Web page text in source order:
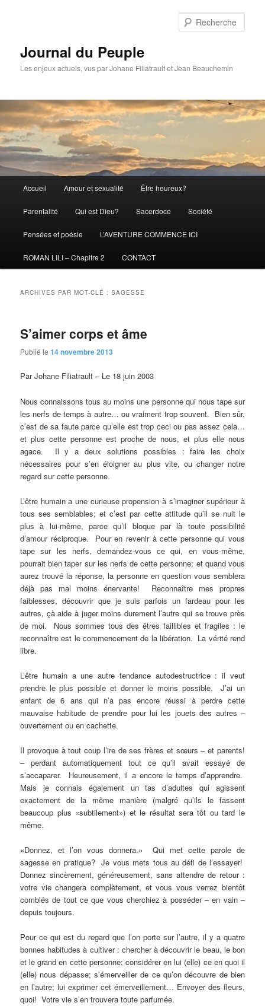
Journal du Peuple
Les enjeux actuels, vus par Johane Filiatrault et Jean Beauchemin
principal
Accueil Amour et sexualité Être heureux?
Parentalité Qui est Dieu? Sacerdoce Société
Pensées et poésie L’AVENTURE COMMENCE ICI
ROMAN LILI – Chapitre 2 CONTACT
ARCHIVES PAR MOT-CLÉ :SAGESSE
S’aimer corps et âme
Publié le14 novembre 2013
Par Johane Filiatrault – Le 18 juin 2003
Nous connaissons tous au moins une personne qui nous tape sur
les nerfs de temps à autre… ou vraiment trop souvent. Bien sûr,
c’est de sa faute parce qu’elle est trop ceci ou pas assez cela…
et plus cette personne est proche de nous, et plus elle nous
agace. Il y a deux solutions possibles : faire les choix
nécessaires pour s’en éloigner au plus vite, ou changer notre
regard sur cette personne.
L’être humain a une curieuse propension à s’imaginer supérieur à
tous ses semblables; et c’est par cette attitude qu’il se nuit le
plus à lui-même, parce qu’il bloque par là toute possibilité
d’amour réciproque. Pour en revenir à cette personne qui vous
tape sur les nerfs, demandez-vous ce qui, en vous-même,
pourrait bien taper sur les nerfs de cette personne; et quand vous
aurez trouvé la réponse, la personne en question vous semblera
déjà pas mal moins énervante! Reconnaître mes propres
faiblesses, découvrir que je suis parfois un fardeau pour les
autres, çà aide à juger moins durement l’autre qui se trouve près
de moi. Nous sommes tous des êtres faillibles et fragiles : le
reconnaître est le commencement de la libération. La vérité rend
libre.
L’être humain a une autre tendance autodestructrice : il veut
prendre le plus possible et donner le moins possible. J’ai un
enfant de 6 ans qui n’a pas encore réussi à perdre cette
mauvaise habitude de prendre pour lui les jouets des autres –
ouvertement ou en cachette.
Il provoque à tout coup l’ire de ses frères et sœurs – et parents!
– perdant automatiquement tout ce qu’il avait essayé de
s’accaparer. Heureusement, il a encore le temps d’apprendre.
Mais je connais également un tas d’adultes qui agissent
exactement de la même manière (malgré qu’ils le fassent
beaucoup plus «subtilement») et le résultat sera tôt ou tard le
même.
«Donnez, et l’on vous donnera.» Qui met cette parole de
sagesse en pratique? Je vous mets tous au défi de l’essayer!
Donnez sincèrement, généreusement, sans attendre de retour :
votre vie changera complètement, et vous vous verrez bientôt
comblés de tout ce que vous cherchiez à posséder – en vain –
depuis toujours.
Pour ce qui est du regard que l’on porte sur l’autre, il y a quatre
bonnes habitudes à cultiver : chercher à découvrir le beau, le bon
et le grand en cette personne; considérer en lui (elle) ce en quoi il
(elle) nous dépasse; s’émerveiller de ce qu’on découvre de bien
en l’autre; lui exprimer cet émerveillement… Envoyer des fleurs,
quoi! Votre vie s’en trouvera toute parfumée.